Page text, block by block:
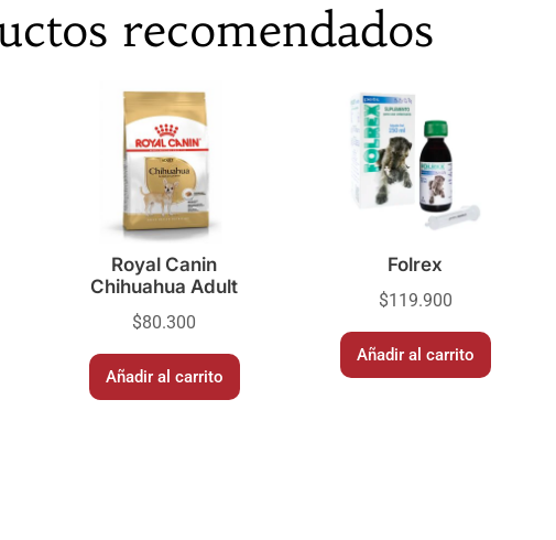
recomendados
Royal Canin
Chihuahua Adult
$80.300
Añadir al carrito
Folrex
$119.900
Añadir al carrito